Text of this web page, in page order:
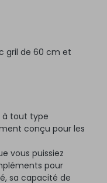
gril de 60 cm et
tout type
conçu pour les
vous puissiez
pour
sa capacité de